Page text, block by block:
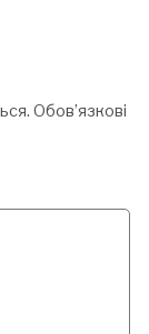
Обов’язкові